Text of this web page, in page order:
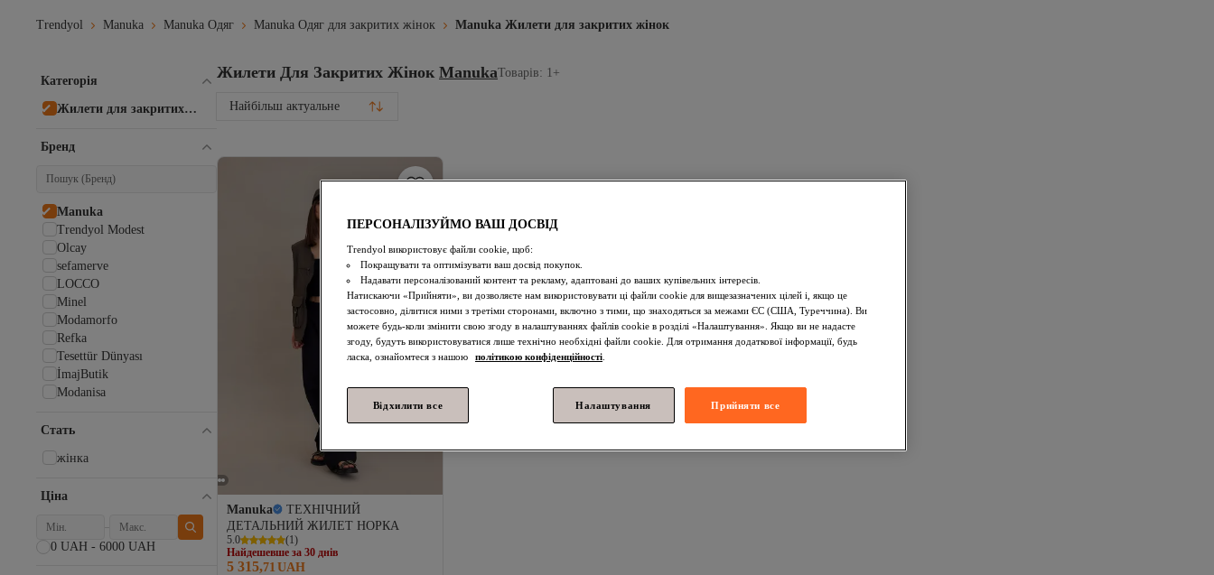
Trendyol Manuka Manuka Одяг Manuka Одяг для закритих жінок Manuka Жилети для закритих жінок
Жилети Для Закритих Жінок ManukaТоварів: 1+
Найбільш актуальне
Manuka
ТЕХНІЧНИЙ
ДЕТАЛЬНИЙ ЖИЛЕТ НОРКА
5.0 (1)
Найдешевше за 30 днів
Безкоштовна доставка
Найдешевше за 30 днів
5 315,71 UAH
Категорія
Жилети для закритих
Бренд
Manuka
Trendyol Modest
Olcay
sefamerve
LOCCO
Minel
Modamorfo
Refka
Tesettür Dünyası
İmajButik
Modanisa
TOFİSA
Lamelif
Melike Tatar
Defacto
Стать
жінка
Ціна
0 UAH - 6000 UAH
ПЕРСОНАЛІЗУЙМО ВАШ ДОСВІД
Trendyol використовує файли cookie, щоб:
Покращувати та оптимізувати ваш досвід покупок.
Надавати персоналізований контент та рекламу, адаптовані до ваших купівельних інтересів.
Натискаючи «Прийняти», ви дозволяєте нам використовувати ці файли cookie для вищезазначених цілей і, якщо це
застосовно, ділитися ними з третіми сторонами, включно з тими, що знаходяться за межами ЄС (США, Туреччина). Ви
можете будь-коли змінити свою згоду в налаштуваннях файлів cookie в розділі «Налаштування». Якщо ви не надасте
згоду, будуть використовуватися лише технічно необхідні файли cookie. Для отримання додаткової інформації, будь
ласка, ознайомтеся з нашою
політикою конфіденційності
Відхилити все Налаштування Прийняти все